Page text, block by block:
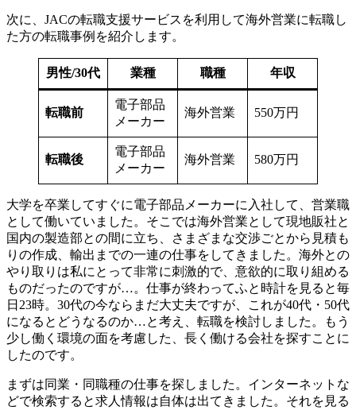
次に、JACの転職支援サービスを利用して海外営業に転職し
た方の転職事例を紹介します。
男性/30代 業種 職種 年収
転職前
電子部品
メーカー
海外営業 550万円
転職後
電子部品
メーカー
海外営業 580万円
大学を卒業してすぐに電子部品メーカーに入社して、営業職
として働いていました。そこでは海外営業として現地販社と
国内の製造部との間に立ち、さまざまな交渉ごとから見積も
りの作成、輸出までの一連の仕事をしてきました。海外との
やり取りは私にとって非常に刺激的で、意欲的に取り組める
ものだったのですが…。仕事が終わってふと時計を見ると毎
日23時。30代の今ならまだ大丈夫ですが、これが40代・50代
になるとどうなるのか…と考え、転職を検討しました。もう
少し働く環境の面を考慮した、長く働ける会社を探すことに
したのです。
まずは同業・同職種の仕事を探しました。インターネットな
どで検索すると求人情報は自体は出てきました。それを見る